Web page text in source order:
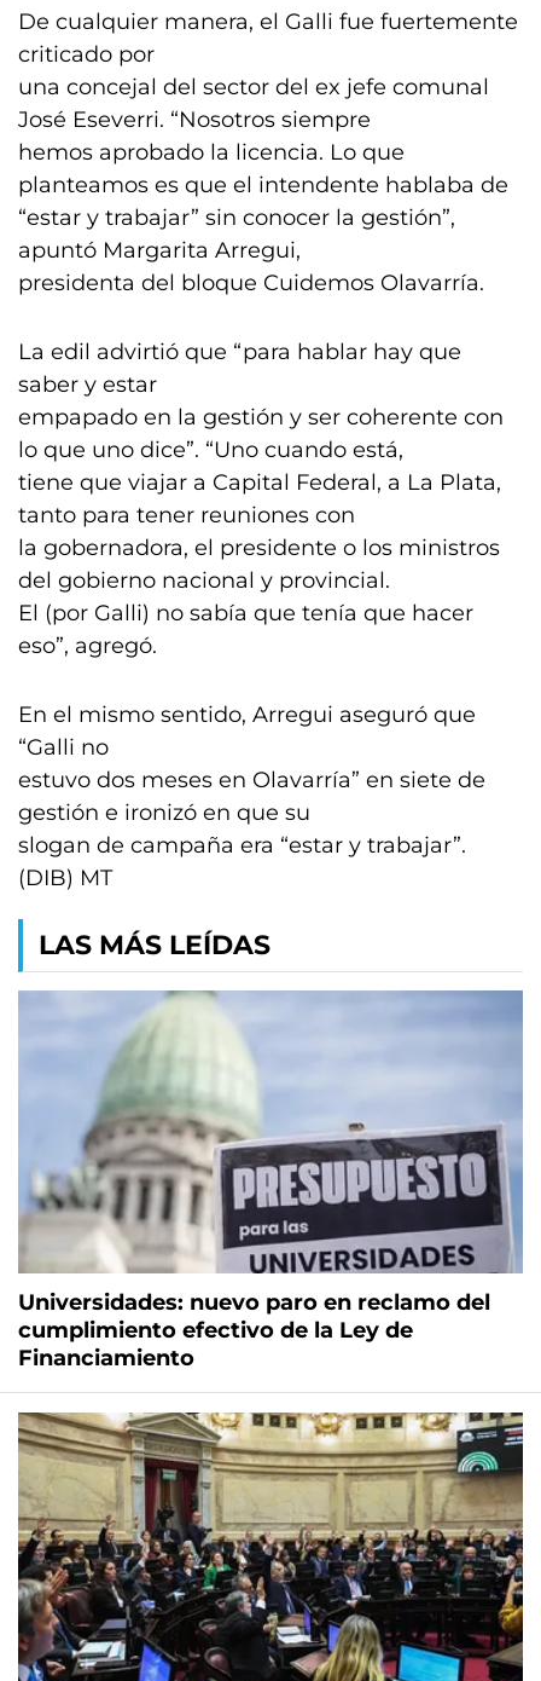
De cualquier manera, el Galli fue fuertemente
criticado por
una concejal del sector del ex jefe comunal
José Eseverri. “Nosotros siempre
hemos aprobado la licencia. Lo que
planteamos es que el intendente hablaba de
“estar y trabajar” sin conocer la gestión”,
apuntó Margarita Arregui,
presidenta del bloque Cuidemos Olavarría.
La edil advirtió que “para hablar hay que
saber y estar
empapado en la gestión y ser coherente con
lo que uno dice”. “Uno cuando está,
tiene que viajar a Capital Federal, a La Plata,
tanto para tener reuniones con
la gobernadora, el presidente o los ministros
del gobierno nacional y provincial.
El (por Galli) no sabía que tenía que hacer
eso”, agregó.
En el mismo sentido, Arregui aseguró que
“Galli no
estuvo dos meses en Olavarría” en siete de
gestión e ironizó en que su
slogan de campaña era “estar y trabajar”.
(DIB) MT
LAS MÁS LEÍDAS
Universidades: nuevo paro en reclamo del
cumplimiento efectivo de la Ley de
Financiamiento